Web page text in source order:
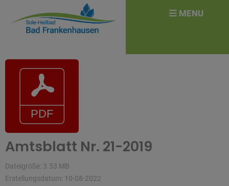
Amtsblatt Nr. 21-2019
Dateigröße: 3.53 MB
Erstellungsdatum: 10-08-2022
for: